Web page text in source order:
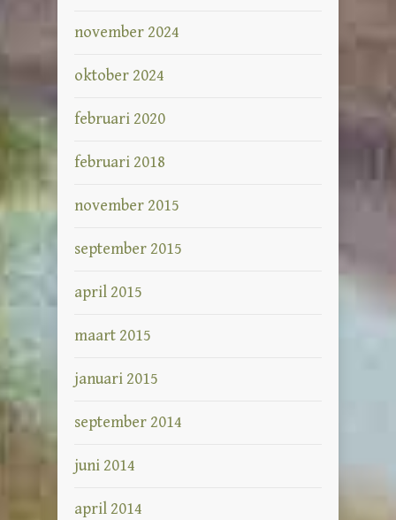
november 2024
oktober 2024
februari 2020
februari 2018
november 2015
september 2015
april 2015
maart 2015
januari 2015
september 2014
juni 2014
april 2014